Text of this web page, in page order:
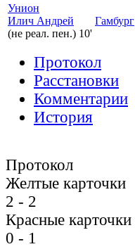
Унион
Илич Андрей
(не реал. пен.) 10'
Гамбург
Протокол
Расстановки
Комментарии
История
Протокол
Желтые карточки
2 - 2
Красные карточки
0 - 1